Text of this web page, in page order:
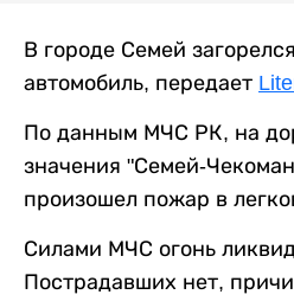
В городе Семей
автомобиль, передает
По данным МЧС РК, на
значения "Семей-
произошел пожар в
Силами МЧС огонь
Пострадавших нет,